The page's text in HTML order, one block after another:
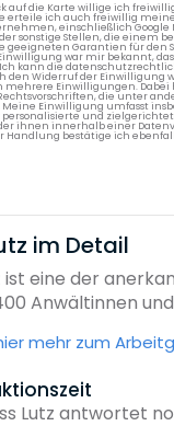
auf die Karte willige ich
erteile ich auch freiwillig
einschließlich Google
sonstige Stellen, die einem
geeigneten Garantien für den
war mir bekannt,
kann die
den Widerruf der
mehrere Einwilligungen. Dabei
die unter
Meine Einwilligung umfasst
personalisierte und
ihnen innerhalb einer
Handlung bestätige ich
im Detail
ist eine der
Anwältinnen
mehr zum
Lutz antwortet